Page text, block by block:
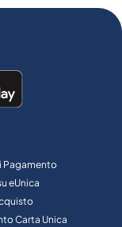
Pagamento
eUnica
Carta Unica